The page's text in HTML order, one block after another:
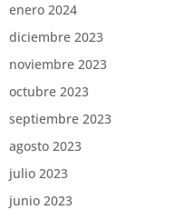
enero 2024
diciembre 2023
noviembre 2023
octubre 2023
septiembre 2023
agosto 2023
julio 2023
junio 2023